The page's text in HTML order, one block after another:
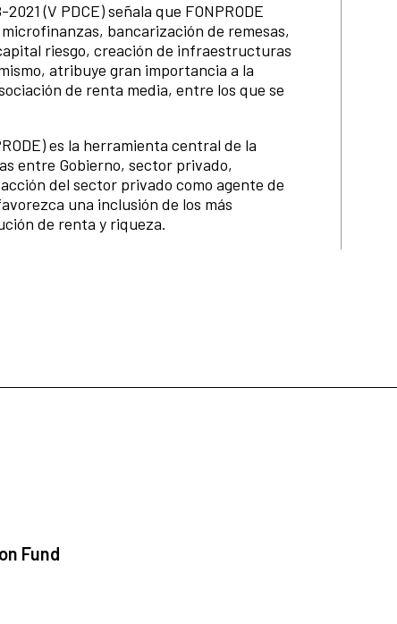
(V PDCE) señala que FONPRODE
bancarización de remesas,
riesgo, creación de infraestructuras
atribuye gran importancia a la
de renta media, entre los que se
es la herramienta central de la
entre Gobierno, sector privado,
del sector privado como agente de
una inclusión de los más
de renta y riqueza.
Fund